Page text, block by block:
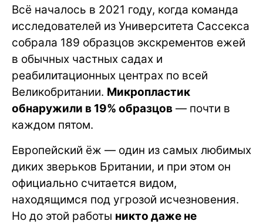
Всё началось в 2021 году, когда команда
исследователей из Университета Сассекса
собрала 189 образцов экскрементов ежей
в обычных частных садах и
реабилитационных центрах по всей
Великобритании. Микропластик
обнаружили в 19% образцов — почти в
каждом пятом.
Европейский ёж — один из самых любимых
диких зверьков Британии, и при этом он
официально считается видом,
находящимся под угрозой исчезновения.
Но до этой работы никто даже не